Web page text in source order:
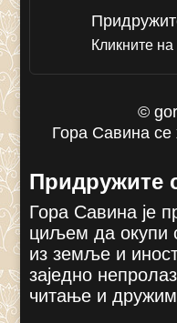
Кликните на
©
Гора Савина се
Придружите
Гора Савина је
циљем да окупи
из земље и
заједно
читање и